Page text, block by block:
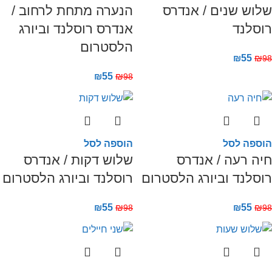
שלוש שנים / אנדרס
רוסלנד
₪98
₪55
הנערה מתחת לרחוב /
אנדרס רוסלנד וביורג
הלסטרום
₪98
₪55
הוספה לסל
חיה רעה / אנדרס
רוסלנד וביורג הלסטרום
₪98
₪55
הוספה לסל
שלוש דקות / אנדרס
רוסלנד וביורג הלסטרום
₪98
₪55